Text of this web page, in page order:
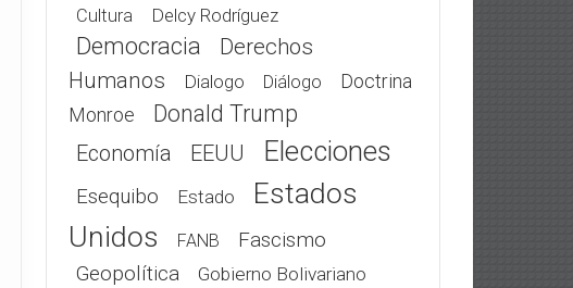
Cultura Delcy Rodríguez
Democracia
Derechos
Humanos
Dialogo Diálogo
Doctrina
Monroe
Donald Trump
Economía EEUU Elecciones
Esequibo Estado
Estados
Unidos
FANB Fascismo
Geopolítica Gobierno Bolivariano